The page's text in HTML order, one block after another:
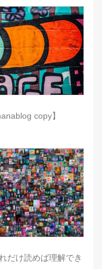
copy】
だけ読めば理解でき